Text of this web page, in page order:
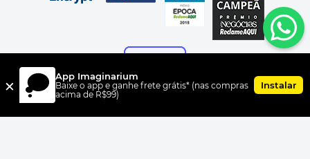
FORMAS DE PAGAMENTO
× App Imaginarium
Baixe o app e ganhe frete grátis* (nas compras
acima de R$99)
Instalar